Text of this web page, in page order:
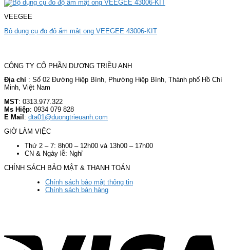
VEEGEE
Bộ dụng cụ đo độ ẩm mật ong VEEGEE 43006-KIT
CÔNG TY CỔ PHẦN DƯƠNG TRIỀU ANH
Địa chỉ : Số 02 Đường Hiệp Bình, Phường Hiệp Bình, Thành phố Hồ Chí
Minh, Việt Nam
MST: 0313.977.322
Ms Hiệp: 0934 079 828
E Mail : dta01@duongtrieuanh.com
GIỜ LÀM VIỆC
Thứ 2 – 7: 8h00 – 12h00 và 13h00 – 17h00
CN & Ngày lễ: Nghỉ
CHÍNH SÁCH BẢO MẬT & THANH TOÁN
Chính sách bảo mật thông tin
Chính sách bán hàng